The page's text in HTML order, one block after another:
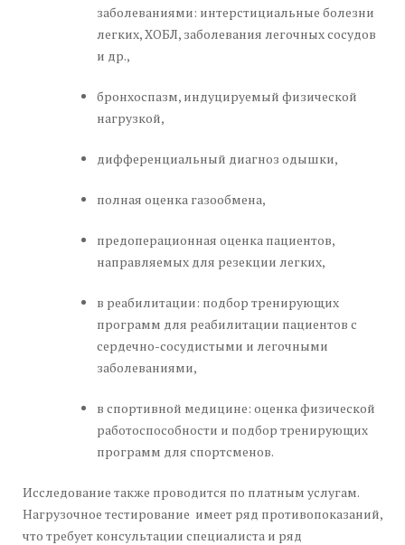
заболеваниями: интерстициальные болезни
легких, ХОБЛ, заболевания легочных сосудов
и др.,
бронхоспазм, индуцируемый физической
нагрузкой,
дифференциальный диагноз одышки,
полная оценка газообмена,
предоперационная оценка пациентов,
направляемых для резекции легких,
в реабилитации: подбор тренирующих
программ для реабилитации пациентов с
сердечно-сосудистыми и легочными
заболеваниями,
в спортивной медицине: оценка физической
работоспособности и подбор тренирующих
программ для спортсменов.
Исследование также проводится по платным услугам.
Нагрузочное тестирование имеет ряд противопоказаний,
что требует консультации специалиста и ряд